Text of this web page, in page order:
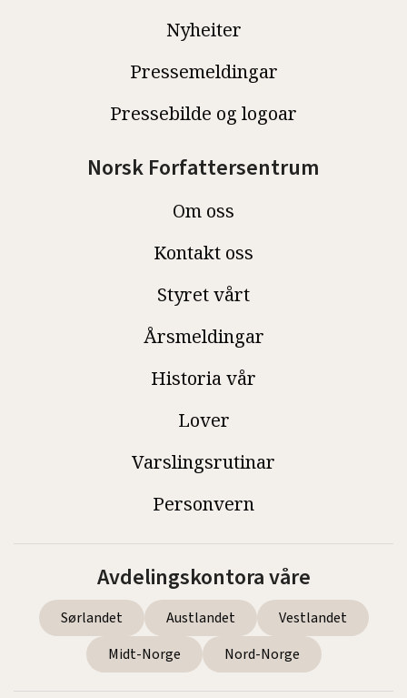
Nyheiter
Pressemeldingar
Pressebilde og logoar
Norsk Forfattersentrum
Om oss
Kontakt oss
Styret vårt
Årsmeldingar
Historia vår
Lover
Varslingsrutinar
Personvern
Avdelingskontora våre
Sørlandet Austlandet
Vestlandet
Midt-Norge
Nord-Norge